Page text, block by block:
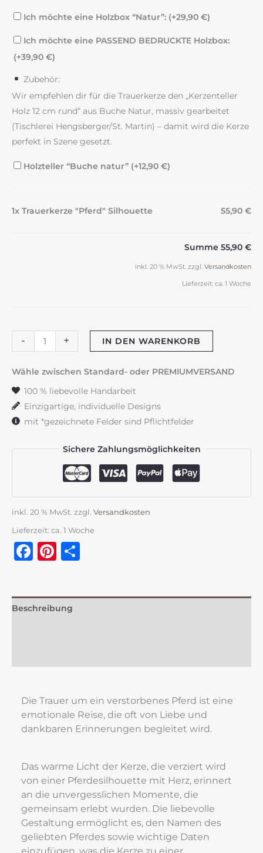
Ich möchte eine Holzbox “Natur”: (+29,90 €)
Ich möchte eine PASSEND BEDRUCKTE Holzbox:
(+39,90 €)
Zubehör:
Wir empfehlen dir für die Trauerkerze den „Kerzenteller
Holz 12 cm rund“ aus Buche Natur, massiv gearbeitet
(Tischlerei Hengsberger/St. Martin) – damit wird die Kerze
perfekt in Szene gesetzt.
Holzteller “Buche natur” (+12,90 €)
1x Trauerkerze "Pferd" Silhouette 55,90 €
Summe 55,90 €
inkl. 20 % MwSt. zzgl. Versandkosten
Lieferzeit: ca. 1 Woche
-
Trauerkerze
"Pferd"
Silhouette
+ IN DEN WARENKORB
Wähle zwischen Standard- oder PREMIUMVERSAND
100 % liebevolle Handarbeit
Einzigartige, individuelle Designs
mit *gezeichnete Felder sind Pflichtfelder
Sichere Zahlungsmöglichkeiten
inkl. 20 % MwSt. zzgl. Versandkosten
Lieferzeit: ca. 1 Woche
Facebook
Pinterest
Beschreibung
Die Trauer um ein verstorbenes Pferd ist eine
emotionale Reise, die oft von Liebe und
dankbaren Erinnerungen begleitet wird.
Das warme Licht der Kerze, die verziert wird
von einer Pferdesilhouette mit Herz, erinnert
an die unvergesslichen Momente, die
gemeinsam erlebt wurden. Die liebevolle
Gestaltung ermöglicht es, den Namen des
geliebten Pferdes sowie wichtige Daten